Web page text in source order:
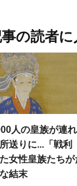
の読者
人の皇族が連
送りに...「戦利
女性皇族たちが
結末